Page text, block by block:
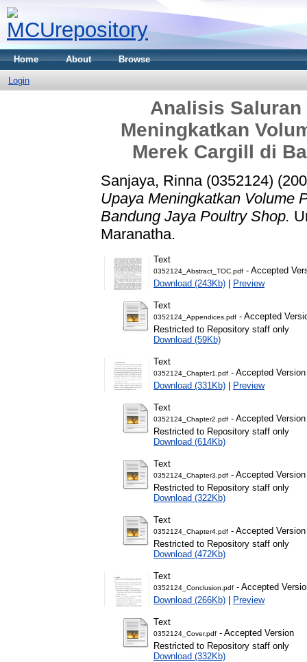
Home About Browse
Login
Analisis
Meningkatkan
Merek Cargill di
Sanjaya, Rinna (0352124)
Upaya Meningkatkan Volume
Bandung Jaya Poultry Shop.
Maranatha.
Text
0352124_Abstract_TOC.pdf - Accepted
Download (243Kb) | Preview
Text
0352124_Appendices.pdf - Accepted
Restricted to Repository staff only
Download (59Kb)
Text
0352124_Chapter1.pdf - Accepted Version
Download (331Kb) | Preview
Text
0352124_Chapter2.pdf - Accepted Version
Restricted to Repository staff only
Download (614Kb)
Text
0352124_Chapter3.pdf - Accepted Version
Restricted to Repository staff only
Download (322Kb)
Text
0352124_Chapter4.pdf - Accepted Version
Restricted to Repository staff only
Download (472Kb)
Text
0352124_Conclusion.pdf - Accepted
Download (266Kb) | Preview
Text
0352124_Cover.pdf - Accepted Version
Restricted to Repository staff only
Download (332Kb)